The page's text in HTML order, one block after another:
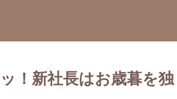
！新社長はお歳暮を